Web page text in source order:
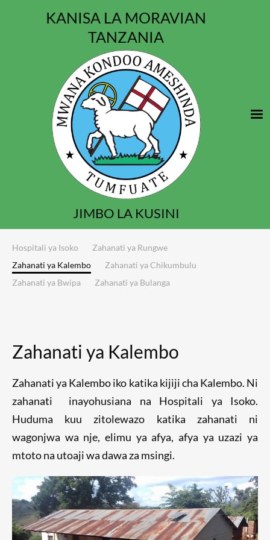
KANISA LA MORAVIAN
TANZANIA
JIMBO LA KUSINI
Hospitali ya Isoko
Zahanati ya Rungwe
Zahanati ya Kalembo
Zahanati ya Chikumbulu
Zahanati ya Bwipa
Zahanati ya Bulanga
Zahanati ya Kalembo
Zahanati ya Kalembo iko katika kijiji cha Kalembo. Ni
zahanati inayohusiana na Hospitali ya Isoko.
Huduma kuu zitolewazo katika zahanati ni
wagonjwa wa nje, elimu ya afya, afya ya uzazi ya
mtoto na utoaji wa dawa za msingi.